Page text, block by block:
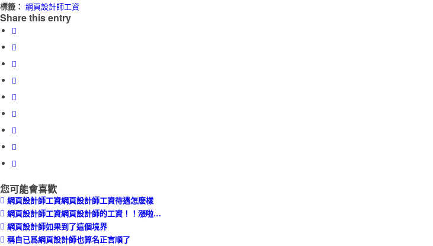
標籤： 網頁設計師工資
Share this entry
您可能會喜歡
網頁設計師工資網頁設計師工資待遇怎麽樣
網頁設計師工資網頁設計師的工資！！漲啦…
網頁設計師如果到了這個境界
稱自已爲網頁設計師也算名正言順了